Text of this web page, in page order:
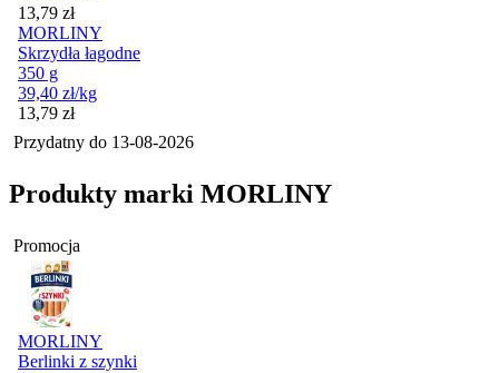
Cena
13,79 zł
MORLINY
Skrzydła łagodne
350 g
39,40 zł/kg
Cena
13,79 zł
Przydatny do 13-08-2026
Produkty marki MORLINY
Promocja
MORLINY
Berlinki z szynki